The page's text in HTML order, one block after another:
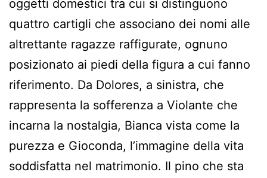
oggetti domestici tra cui si distinguono
quattro cartigli che associano dei nomi alle
altrettante ragazze raffigurate, ognuno
posizionato ai piedi della figura a cui fanno
riferimento. Da Dolores, a sinistra, che
rappresenta la sofferenza a Violante che
incarna la nostalgia, Bianca vista come la
purezza e Gioconda, l’immagine della vita
soddisfatta nel matrimonio. Il pino che sta